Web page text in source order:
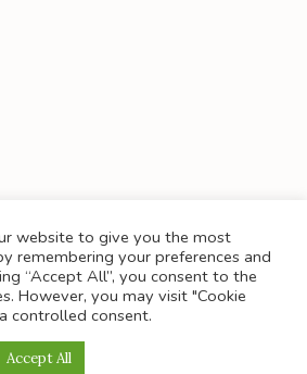
BUCHHANDEL
AGB
DATENSCHUTZERKLÄRUNG
website to give you the most
remembering your preferences and
“Accept All”, you consent to the
However, you may visit "Cookie
controlled consent.
Accept All